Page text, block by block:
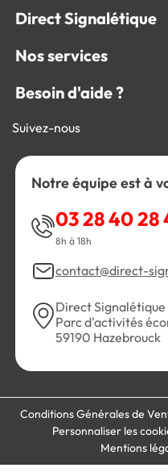
Direct Signalétique
Nos services
Besoin d'aide ?
Suivez-nous
Notre équipe est à
03 28 40 28
8h à 18h
contact@direct-
Direct Signalétique
Parc d'activités
59190 Hazebrouck
Conditions Générales de
Personnaliser les
Mentions